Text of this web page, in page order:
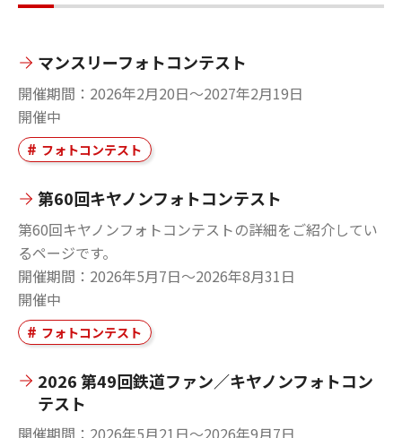
マンスリーフォトコンテスト
開催期間
2026年2月20日～2027年2月19日
開催中
フォトコンテスト
第60回キヤノンフォトコンテスト
第60回キヤノンフォトコンテストの詳細をご紹介してい
るページです。
開催期間
2026年5月7日～2026年8月31日
開催中
フォトコンテスト
2026 第49回鉄道ファン／キヤノンフォトコン
テスト
開催期間
2026年5月21日～2026年9月7日